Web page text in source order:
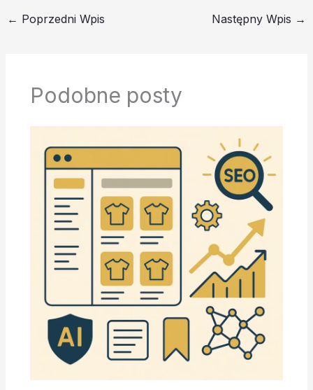
← Poprzedni Wpis Następny Wpis →
Podobne posty